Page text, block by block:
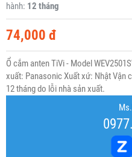
hành: 12 tháng
74,000 đ
Ổ cắm anten TiVi - Model
xuất: Panasonic Xuất xứ: Nhật Vận
12 tháng do lỗi nhà sản xuất.